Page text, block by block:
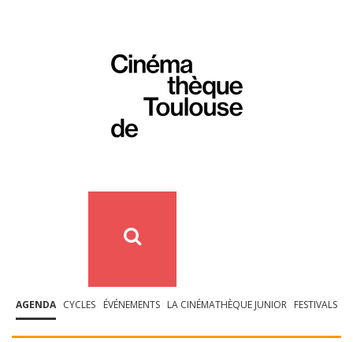
AGENDA CYCLES ÉVÉNEMENTS LA CINÉMATHÈQUE JUNIOR FESTIVALS